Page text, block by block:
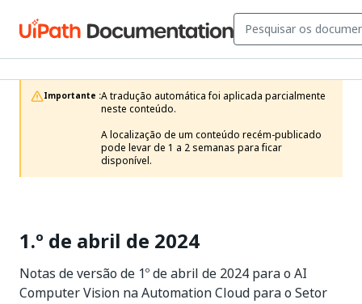
Importante :A tradução automática foi aplicada parcialmente
neste conteúdo.
A localização de um conteúdo recém-publicado
pode levar de 1 a 2 semanas para ficar
disponível.
1.º de abril de 2024
Notas de versão de 1º de abril de 2024 para o AI
Computer Vision na Automation Cloud para o Setor